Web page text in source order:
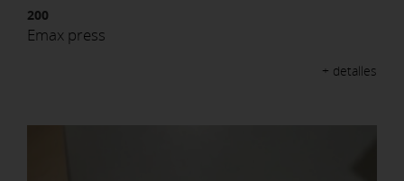
200
Emax press
+ detalles